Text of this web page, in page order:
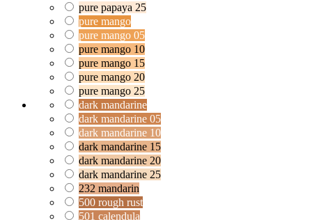
pure papaya 25
pure mango
pure mango 05
pure mango 10
pure mango 15
pure mango 20
pure mango 25
dark mandarine
dark mandarine 05
dark mandarine 10
dark mandarine 15
dark mandarine 20
dark mandarine 25
232 mandarin
500 rough rust
501 calendula